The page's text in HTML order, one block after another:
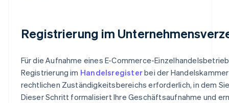
Registrierung im
Für die Aufnahme eines E-Commerce-
Registrierung im Handelsregisterbei der
rechtlichen Zuständigkeitsbereichs erforderlich, in dem
Dieser Schritt formalisiert Ihre Geschäftsaufnahme und